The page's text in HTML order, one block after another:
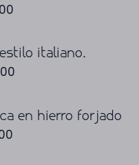
italiano.
en hierro forjado